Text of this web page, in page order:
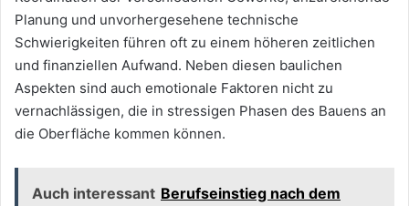
Planung und unvorhergesehene technische
Schwierigkeiten führen oft zu einem höheren zeitlichen
und finanziellen Aufwand. Neben diesen baulichen
Aspekten sind auch emotionale Faktoren nicht zu
vernachlässigen, die in stressigen Phasen des Bauens an
die Oberfläche kommen können.
Auch interessant Berufseinstieg nach dem